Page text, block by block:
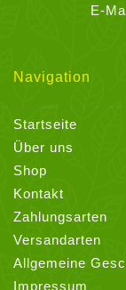
E-
Navigation
Startseite
Über uns
Shop
Kontakt
Zahlungsarten
Versandarten
Allgemeine
Impressum